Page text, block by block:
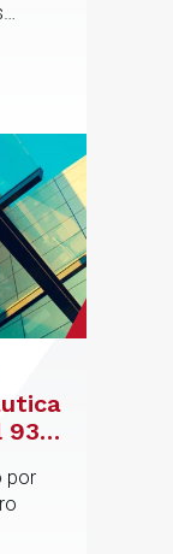
93%
por